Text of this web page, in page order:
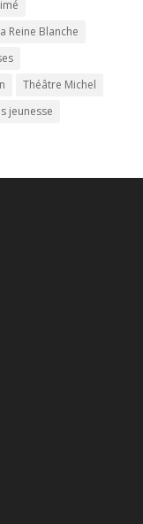
Reine Blanche
Théâtre Michel
jeunesse